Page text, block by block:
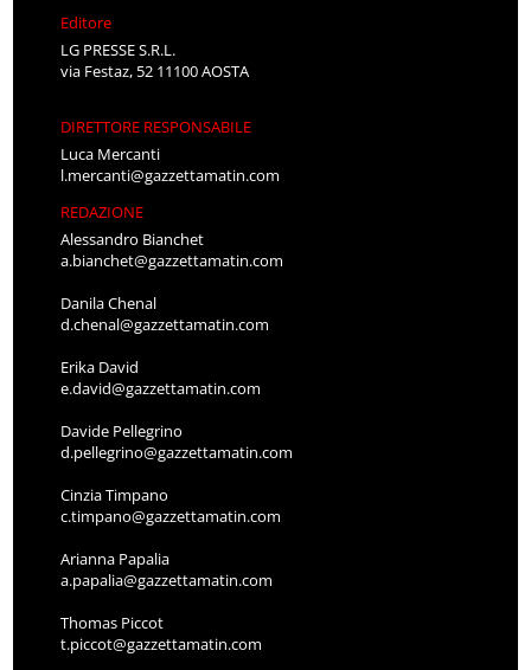
Editore
LG PRESSE S.R.L.
via Festaz, 52 11100 AOSTA
DIRETTORE RESPONSABILE
Luca Mercanti
l.mercanti@gazzettamatin.com
REDAZIONE
Alessandro Bianchet
a.bianchet@gazzettamatin.com
Danila Chenal
d.chenal@gazzettamatin.com
Erika David
e.david@gazzettamatin.com
Davide Pellegrino
d.pellegrino@gazzettamatin.com
Cinzia Timpano
c.timpano@gazzettamatin.com
Arianna Papalia
a.papalia@gazzettamatin.com
Thomas Piccot
t.piccot@gazzettamatin.com